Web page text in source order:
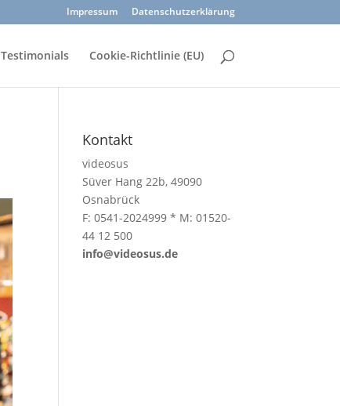
Impressum Datenschutzerklärung
Testimonials Cookie-Richtlinie (EU)
Kontakt
videosus
Süver Hang 22b, 49090
Osnabrück
F: 0541-2024999 * M: 01520-
44 12 500
info@videosus.de